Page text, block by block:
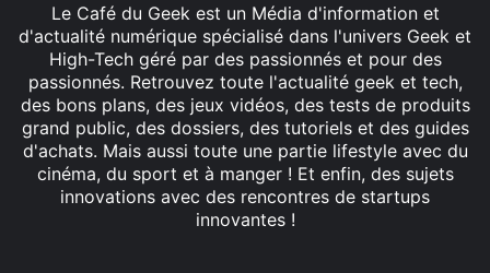
Le Café du Geek est un Média d'information et
d'actualité numérique spécialisé dans l'univers Geek et
High-Tech géré par des passionnés et pour des
passionnés. Retrouvez toute l'actualité geek et tech,
des bons plans, des jeux vidéos, des tests de produits
grand public, des dossiers, des tutoriels et des guides
d'achats. Mais aussi toute une partie lifestyle avec du
cinéma, du sport et à manger ! Et enfin, des sujets
innovations avec des rencontres de startups
innovantes !